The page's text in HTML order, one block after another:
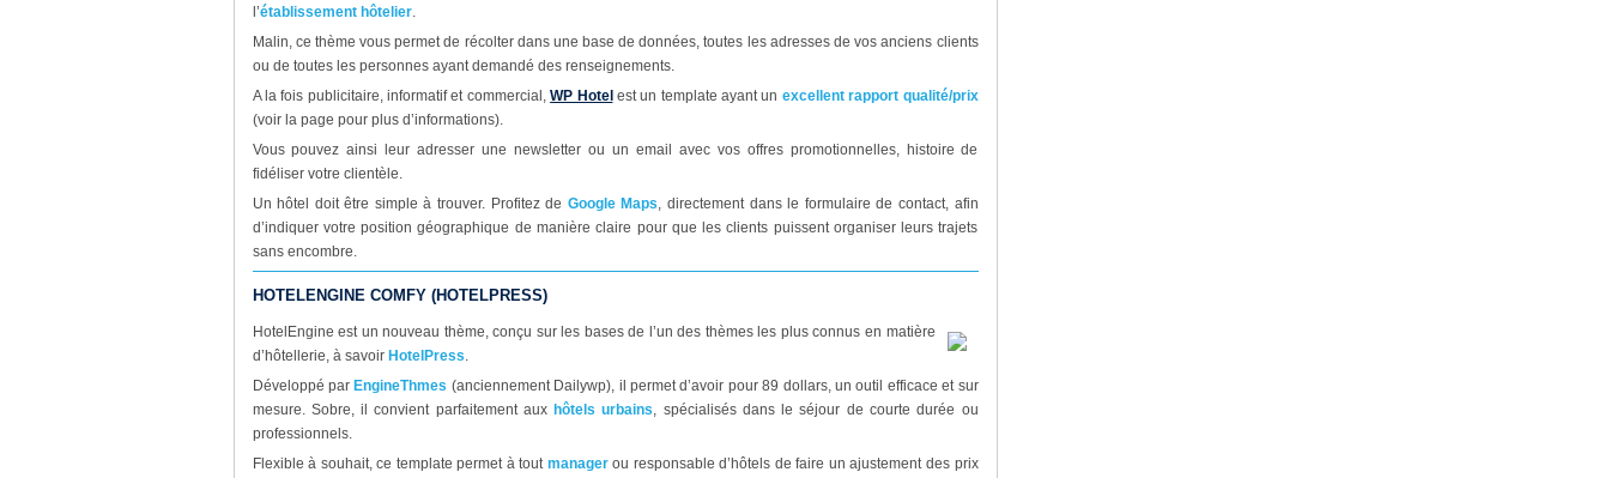
l’établissement hôtelier.
Malin, ce thème vous permet de récolter dans une base de données, toutes les adresses de vos anciens clients
ou de toutes les personnes ayant demandé des renseignements.
A la fois publicitaire, informatif et commercial,WP Hotel est un template ayant un excellent rapport qualité/prix
(voir la page pour plus d’informations).
Vous pouvez ainsi leur adresser une newsletter ou un email avec vos offres promotionnelles, histoire de
fidéliser votre clientèle.
Un hôtel doit être simple à trouver. Profitez de Google Maps, directement dans le formulaire de contact, afin
d’indiquer votre position géographique de manière claire pour que les clients puissent organiser leurs trajets
sans encombre.
HOTELENGINE COMFY (HOTELPRESS)
HotelEngine est un nouveau thème, conçu sur les bases de l’un des thèmes les plus connus en matière
d’hôtellerie, à savoir HotelPress.
Développé par EngineThmes (anciennement Dailywp), il permet d’avoir pour 89 dollars, un outil efficace et sur
mesure. Sobre, il convient parfaitement aux hôtels urbains, spécialisés dans le séjour de courte durée ou
professionnels.
Flexible à souhait, ce template permet à tout managerou responsable d’hôtels de faire un ajustement des prix